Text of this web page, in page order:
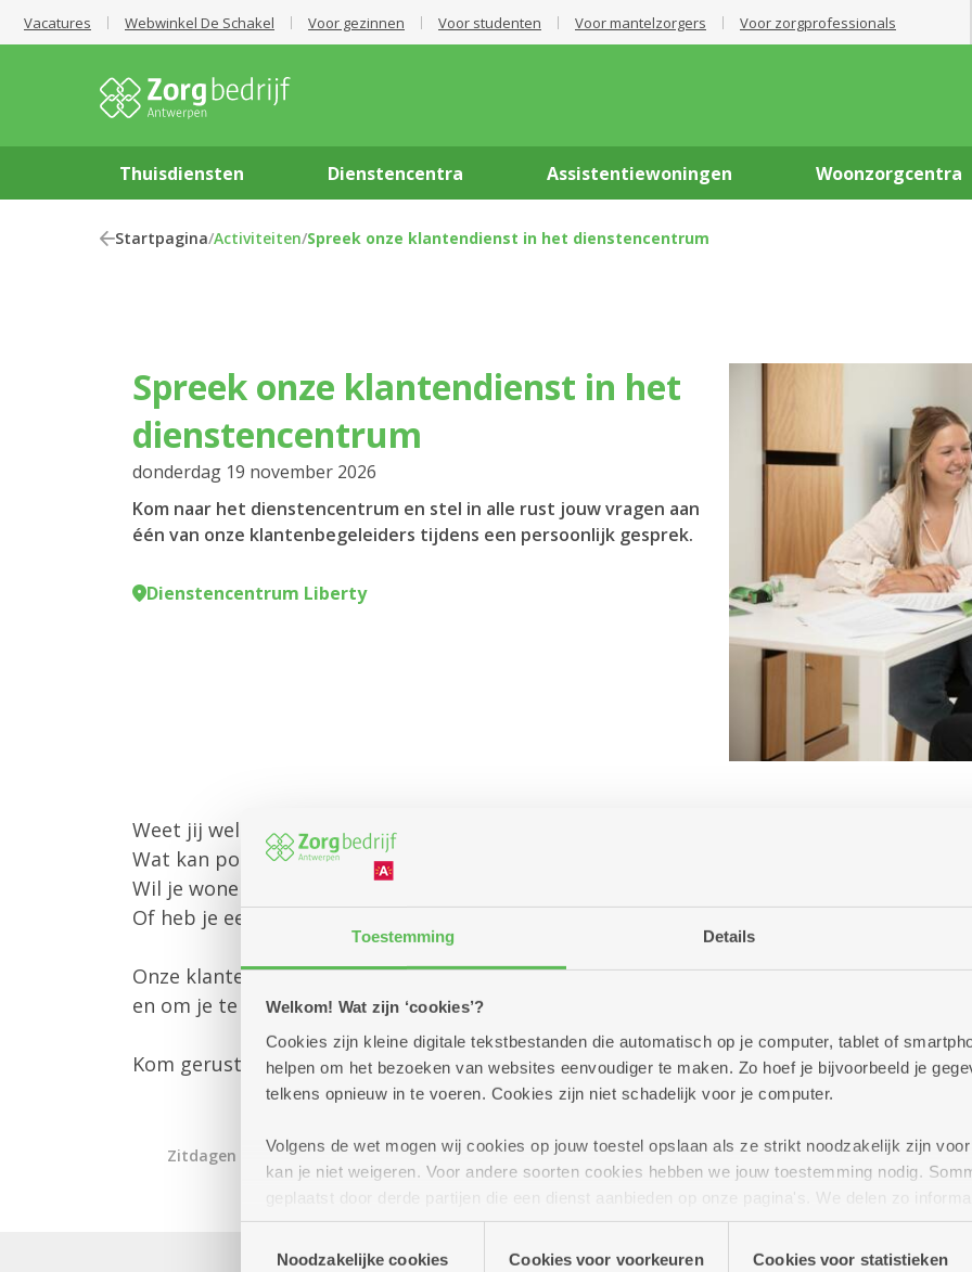
Toestemming Details
Welkom! Wat zijn ‘cookies’?
Cookies zijn kleine digitale tekstbestanden die automatisch op je computer, tablet of
helpen om het bezoeken van websites eenvoudiger te maken. Zo hoef je bijvoorbeeld je
telkens opnieuw in te voeren. Cookies zijn niet schadelijk voor je computer.
Volgens de wet mogen wij cookies op jouw toestel opslaan als ze strikt noodzakelijk zijn
kan je niet weigeren. Voor andere soorten cookies hebben we jouw toestemming nodig.
geplaatst door derde partijen die een dienst aanbieden op onze pagina's. We delen zo
(geanonimiseerd) gebruik van onze site voor social media, advertenties en analyse. Deze
Noodzakelijke cookies
Cookies voor voorkeuren Cookies voor statistieken
Vacatures Webwinkel De Schakel Voor gezinnen Voor studenten Voor mantelzorgers Voor zorgprofessionals
Thuisdiensten Dienstencentra Assistentiewoningen Woonzorgcentra
Startpagina/Activiteiten/Spreek onze klantendienst in het dienstencentrum
Spreek onze klantendienst in het
dienstencentrum
donderdag 19 november 2026
Kom naar het dienstencentrum en stel in alle rust jouw vragen aan
één van onze klantenbegeleiders tijdens een persoonlijk gesprek.
Dienstencentrum Liberty
Weet jij welke diensten Zorgbedrijf Antwerpen aanbiedt?
Wat kan poetshulp of gezinszorg voor jou betekenen?
Wil je wonen in een assistentiewoning of woonzorgcentrum?
Of heb je een andere vraag?
Onze klantenbegeleider is er om jou persoonlijk te helpen met al jouw vragen rond
en om je te informeren over alle mogelijkheden die we aanbieden.
Kom gerust langs – we helpen je graag verder!
Zitdagen klantendienst